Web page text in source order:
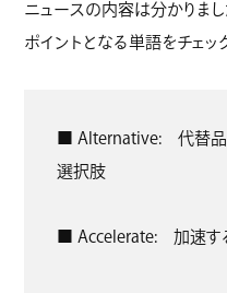
ニュースの内容は分かりまし
ポイントとなる単語をチェッ
■ Alternative: 代替品
選択肢
■ Accelerate: 加速す